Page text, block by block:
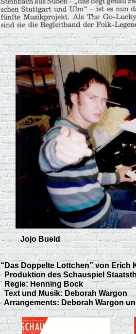
Jojo Bueld
“Das Doppelte Lottchen” von Erich
Produktion des Schauspiel
Regie: Henning Bock
Text und Musik: Deborah Wargon
Arrangements: Deborah Wargon